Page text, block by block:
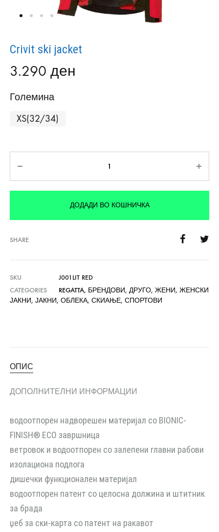
Crivit ski jacket
3.290 ден
Големина
XS(32/34)
ДОДАДИ ВО КОШНИЧКА
SHARE
SKU
J001LIT RED
CATEGORIES
REGATTA, БРЕНДОВИ, ДРУГО, ЖЕНИ, ЖЕНСКИ
ЈАКНИ, ЈАКНИ, ОБЛЕКА, СКИАЊЕ, СПОРТОВИ
ОПИС
ДОПОЛНИТЕЛНИ ИНФОРМАЦИИ
водоотпорен надворешен материјал со BIONIC-
FINISH® ECO завршница
ветровок и водоотпорен со залепени главни рабови
изолациона подлога
дишечки функционален материјал
водоотпорен патент со целосна должина и штитник
за брада
џеб за ски-карта со патент на ракавот